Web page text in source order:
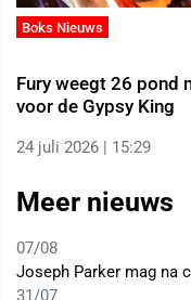
Boks Nieuws
Fury weegt 26 pond
voor de Gypsy King
24 juli 2026 | 15:29
Meer nieuws
07/08
Joseph Parker mag na
31/07